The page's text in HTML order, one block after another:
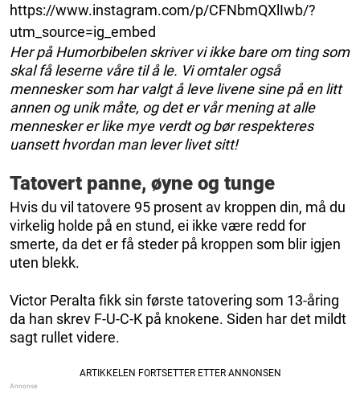
https://www.instagram.com/p/CFNbmQXlIwb/?
utm_source=ig_embed
Her på Humorbibelen skriver vi ikke bare om ting som
skal få leserne våre til å le. Vi omtaler også
mennesker som har valgt å leve livene sine på en litt
annen og unik måte, og det er vår mening at alle
mennesker er like mye verdt og bør respekteres
uansett hvordan man lever livet sitt!
Tatovert panne, øyne og tunge
Hvis du vil tatovere 95 prosent av kroppen din, må du
virkelig holde på en stund, ei ikke være redd for
smerte, da det er få steder på kroppen som blir igjen
uten blekk.
Victor Peralta fikk sin første tatovering som 13-åring
da han skrev F-U-C-K på knokene. Siden har det mildt
sagt rullet videre.